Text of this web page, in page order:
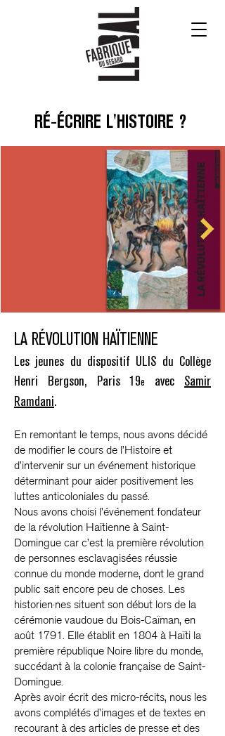
RÉ-ÉCRIRE L'HISTOIRE ?
LA RÉVOLUTION HAÏTIENNE
Les jeunes du dispositif ULIS du Collège
Henri Bergson, Paris 19e avec Samir
Ramdani.
En remontant le temps, nous avons décidé
de modifier le cours de l’Histoire et
d’intervenir sur un événement historique
déterminant pour aider positivement les
luttes anticoloniales du passé.
Nous avons choisi l’événement fondateur
de la révolution Haïtienne à Saint-
Domingue car c’est la première révolution
de personnes esclavagisées réussie
connue du monde moderne, dont le grand
public sait encore peu de choses. Les
historien·nes situent son début lors de la
cérémonie vaudoue du Bois-Caïman, en
août 1791. Elle établit en 1804 à Haïti la
première république Noire libre du monde,
succédant à la colonie française de Saint-
Domingue.
Après avoir écrit des micro-récits, nous les
avons complétés d’images et de textes en
recourant à des articles de presse et des